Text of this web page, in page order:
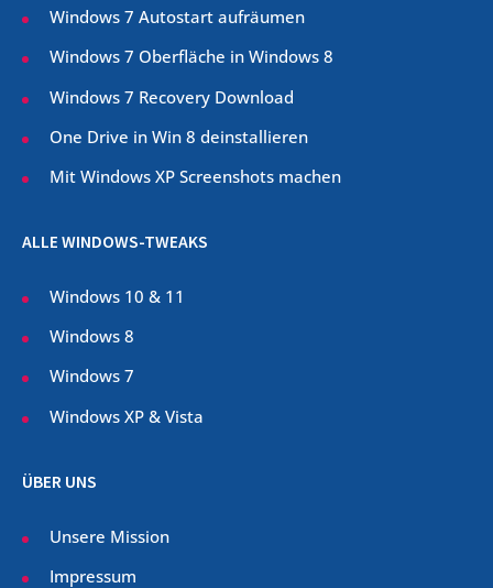
Windows 7 Autostart aufräumen
Windows 7 Oberfläche in Windows 8
Windows 7 Recovery Download
One Drive in Win 8 deinstallieren
Mit Windows XP Screenshots machen
ALLE WINDOWS-TWEAKS
Windows 10 & 11
Windows 8
Windows 7
Windows XP & Vista
ÜBER UNS
Unsere Mission
Impressum